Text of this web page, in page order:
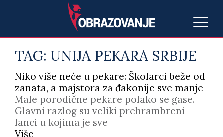
TAG: UNIJA PEKARA SRBIJE
Niko više neće u pekare: Školarci beže od
zanata, a majstora za đakonije sve manje
Male porodične pekare polako se gase.
Glavni razlog su veliki prehrambreni
lanci u kojima je sve
Više